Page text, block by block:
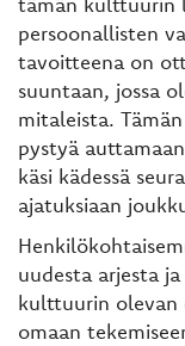
persoonallisten
tavoitteena on
suuntaan, jossa
mitaleista.
pystyä
käsi kädessä
ajatuksiaan
uudesta arjesta
kulttuurin olevan
omaan